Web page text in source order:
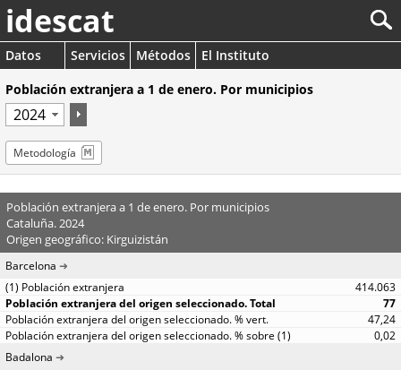
idescat
Datos Servicios Métodos
El Instituto
Población extranjera a 1 de enero. Por municipios
Metodología
Población extranjera a 1 de enero. Por municipios
Cataluña. 2024
Origen geográfico: Kirguizistán
Barcelona
414.063
77
47,24
0,02
Badalona